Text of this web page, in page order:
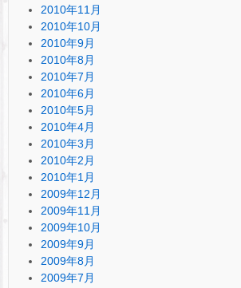
2010年11月
2010年10月
2010年9月
2010年8月
2010年7月
2010年6月
2010年5月
2010年4月
2010年3月
2010年2月
2010年1月
2009年12月
2009年11月
2009年10月
2009年9月
2009年8月
2009年7月